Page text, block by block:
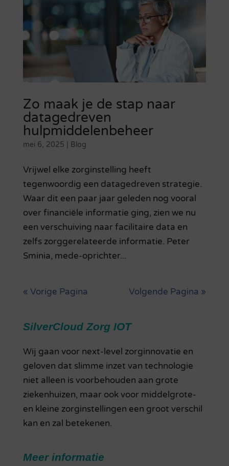
Zo maak je de stap naar
datagedreven
hulpmiddelenbeheer
mei 6, 2025 Blog
Vrijwel elke zorginstelling heeft
tegenwoordig een datagedreven strategie.
Waar dit een paar jaar geleden nog vooral
over financiële informatie ging, zien we nu
een verschuiving naar facilitaire data en
zelfs zorggerelateerde informatie. Peter
Sminia, mede-oprichter...
« Vorige Pagina Volgende Pagina »
SilverCloud Zorg IOT
Wij gaan voor next-level zorginnovatie en
geloven dat slimme inzet van technologie
niet alleen is voorbehouden aan grote
ziekenhuizen, maar ook voor middelgrote-
en kleine zorginstellingen een groot verschil
kan en zal betekenen.
Meer informatie